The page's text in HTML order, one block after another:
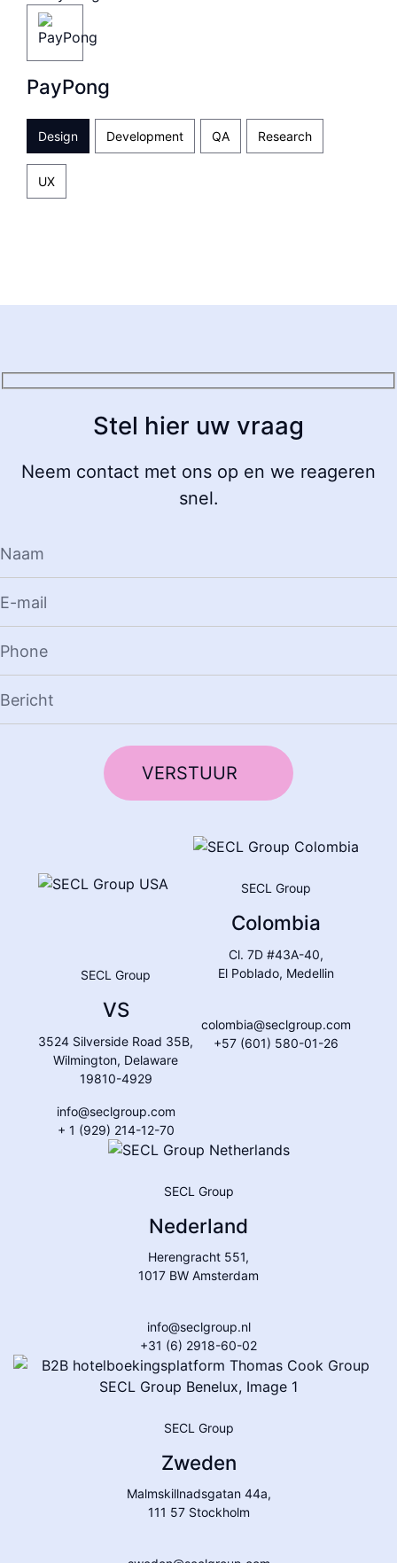
PayPong
Design Development QA Research
UX
Stel hier uw vraag
Neem contact met ons op en we reageren
snel.
SECL Group
VS
3524 Silverside Road 35B,
Wilmington, Delaware
19810-4929
info@seclgroup.com
+ 1 (929) 214-12-70
SECL Group
Colombia
Cl. 7D #43A-40,
El Poblado, Medellin
colombia@seclgroup.com
+57 (601) 580-01-26
SECL Group
Nederland
Herengracht 551,
1017 BW Amsterdam
info@seclgroup.nl
+31 (6) 2918-60-02
SECL Group
Zweden
Malmskillnadsgatan 44a,
111 57 Stockholm